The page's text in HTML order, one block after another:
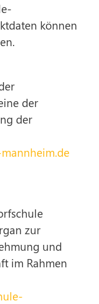
können
der
der
zur
und
im Rahmen